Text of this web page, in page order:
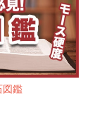
図鑑